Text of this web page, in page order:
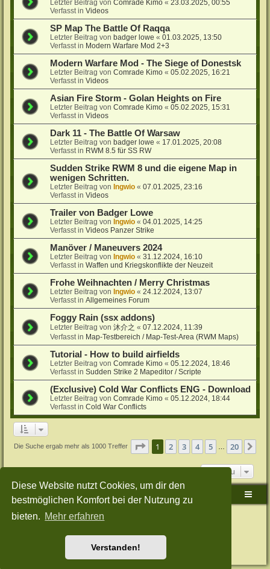
Diese Website nutzt Cookies, um dir den
bestmöglichen Komfort bei der Nutzung zu
bieten. Mehr erfahren
Verstanden!
Letzter Beitrag vonComrade Kimo «23.03.2025, 00:55
Verfasst inVideos
SP Map The Battle Of Raqqa
Letzter Beitrag vonbadger lowe «01.03.2025, 13:50
Verfasst in Modern Warfare Mod 2+3
Modern Warfare Mod - The Siege of Donestsk
Letzter Beitrag vonComrade Kimo «05.02.2025, 16:21
Verfasst inVideos
Asian Fire Storm - Golan Heights on Fire
Letzter Beitrag vonComrade Kimo «05.02.2025, 15:31
Verfasst inVideos
Dark 11 - The Battle Of Warsaw
Letzter Beitrag vonbadger lowe « 17.01.2025, 20:08
Verfasst in RWM 8.5 für SS RW
Sudden Strike RWM 8 und die eigene Map in
wenigen Schritten.
Letzter Beitrag vonIngwio «07.01.2025, 23:16
Verfasst inVideos
Trailer von Badger Lowe
Letzter Beitrag vonIngwio «04.01.2025, 14:25
Verfasst inVideos Panzer Strike
Manöver / Maneuvers 2024
Letzter Beitrag vonIngwio «31.12.2024, 16:10
Verfasst inWaffen und Kriegskonflikte der Neuzeit
Frohe Weihnachten / Merry Christmas
Letzter Beitrag vonIngwio «24.12.2024, 13:07
Verfasst inAllgemeines Forum
Foggy Rain (ssx addons)
Letzter Beitrag von沐介之 «07.12.2024, 11:39
Verfasst in Map-Testbereich / Map-Test-Area (RWM Maps)
Tutorial - How to build airfields
Letzter Beitrag vonComrade Kimo «05.12.2024, 18:46
Verfasst inSudden Strike 2 Mapeditor / Scripte
(Exclusive) Cold War Conflicts ENG - Download
Letzter Beitrag vonComrade Kimo «05.12.2024, 18:44
Verfasst inCold War Conflicts
Die Suche ergab mehr als 1000 Treffer Seite 1von 20
1 2 3 4 5 20
Gehe zu
Sudden-Strike-Maps.de Hauptseite Foren-Übersicht
Powered byphpBB® Forum Software © phpBB Limited
Style: Green-Style-Split by Joyce&LunaphpBB-Style-Design
Nutzungsbedingungen